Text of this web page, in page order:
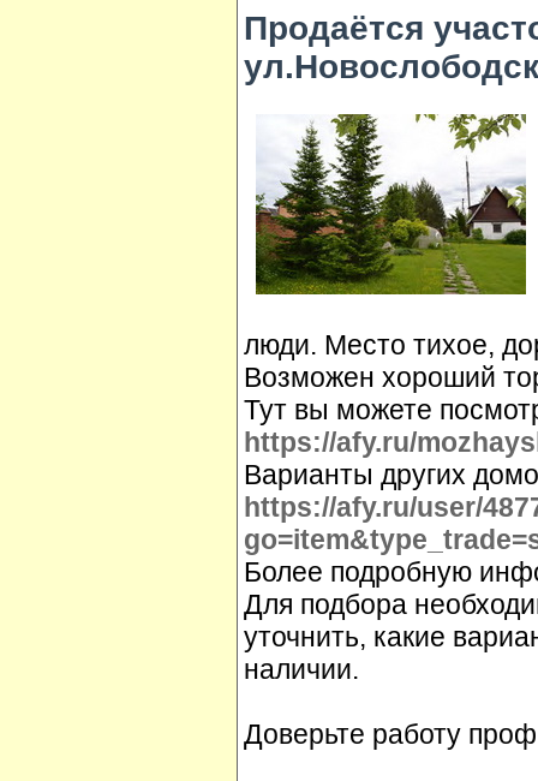
Продаётся
люди. Место тихое,
Возможен хороший
Тут вы можете
https://afy.ru/
Варианты других
https://afy.ru/user/
Более подробную
Для подбора
уточнить, какие
наличии.
Доверьте работу